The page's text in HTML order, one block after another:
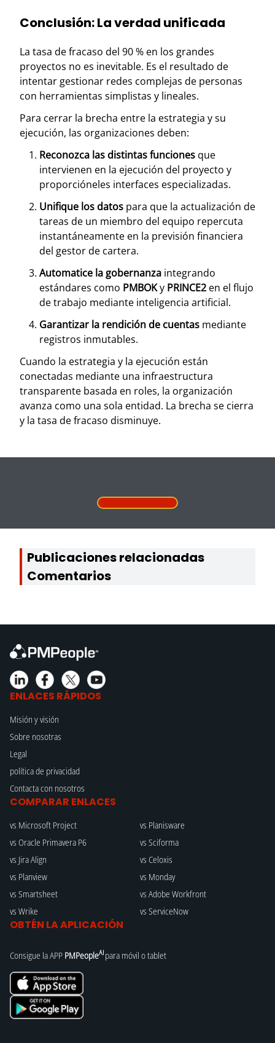
Conclusión: La verdad unificada
La tasa de fracaso del 90 % en los grandes
proyectos no es inevitable. Es el resultado de
intentar gestionar redes complejas de personas
con herramientas simplistas y lineales.
Para cerrar la brecha entre la estrategia y su
ejecución, las organizaciones deben:
Reconozca las distintas funciones que
intervienen en la ejecución del proyecto y
proporcióneles interfaces especializadas.
Unifique los datos para que la actualización de
tareas de un miembro del equipo repercuta
instantáneamente en la previsión financiera
del gestor de cartera.
Automatice la gobernanza integrando
estándares como PMBOKy PRINCE2 en el flujo
de trabajo mediante inteligencia artificial.
Garantizar la rendición de cuentas mediante
registros inmutables.
Cuando la estrategia y la ejecución están
conectadas mediante una infraestructura
transparente basada en roles, la organización
avanza como una sola entidad. La brecha se cierra
y la tasa de fracaso disminuye.
Publicaciones relacionadas
Comentarios
ENLACES RÁPIDOS
Misión y visión
Sobre nosotras
Legal
política de privacidad
Contacta con nosotros
COMPARAR ENLACES
vs Microsoft Project
vs Oracle Primavera P6
vs Jira Align
vs Planview
vs Smartsheet
vs Wrike
vs Planisware
vs Sciforma
vs Celoxis
vs Monday
vs Adobe Workfront
vs ServiceNow
OBTÉN LA APLICACIÓN
Consigue la APP PMPeopleAI para móvil o tablet